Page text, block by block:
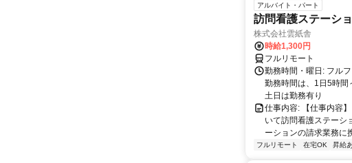
アルバイト・パート
訪問看護ステーシ
株式会社雲紙舎
時給1,300円
フルリモート
勤務時間・曜日: フル
勤務時間は、1日5時
土日は勤務有り
仕事内容: 【仕事内容
いて訪問看護ステーシ
ーションの請求業務に
フルリモート 在宅OK 昇給